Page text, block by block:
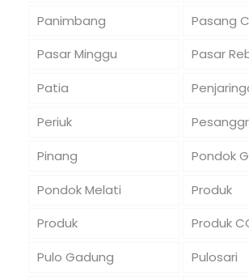
Panimbang
Pasang
Pasar Minggu
Pasar
Patia
Periuk
Pinang
Pondok
Pondok Melati
Produk
Produk
Produk
Pulo Gadung
Pulosari